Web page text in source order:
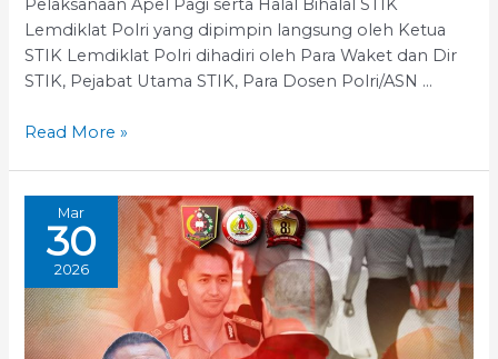
Lemdiklat Polri yang dipimpin langsung oleh Ketua
STIK Lemdiklat Polri dihadiri oleh Para Waket dan Dir
STIK, Pejabat Utama STIK, Para Dosen Polri/ASN …
Pelaksanaan
Read More »
Mar
30
2026